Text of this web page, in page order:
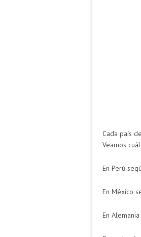
Cada país
Veamos
En Perú
En México
En